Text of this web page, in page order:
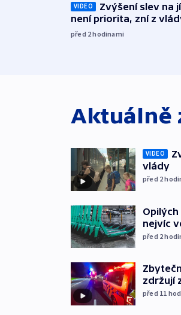
VIDEO
Zvýšení slev na
není priorita, zní z
před 2hodinami
Aktuálně
VIDEO
vlády
před 2
nejvíc
před 2
zdržují
před 11